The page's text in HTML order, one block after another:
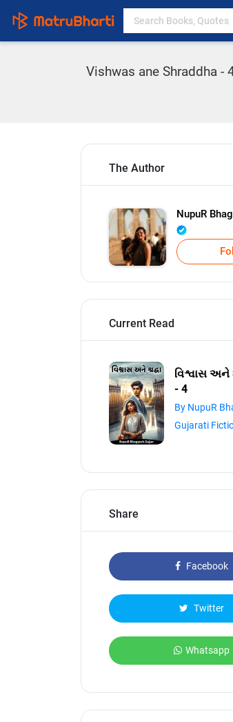
Vishwas ane Shraddha -
The Author
NupuR
Current Read
વિશ્વાસ અને
- 4
By NupuR
Gujarati
Share
Facebook
Twitter
Whatsapp